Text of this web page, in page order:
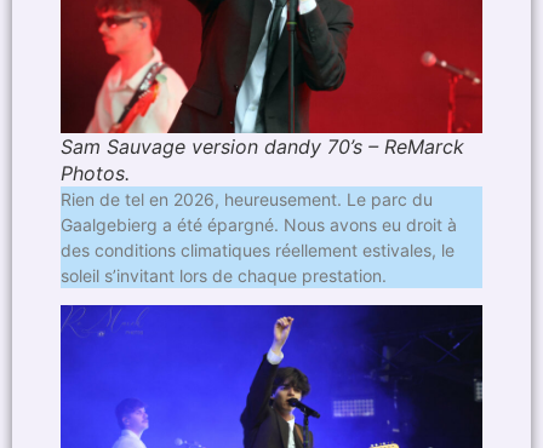
Sam Sauvage version dandy 70’s – ReMarck
Photos.
Rien de tel en 2026, heureusement. Le parc du
Gaalgebierg a été épargné. Nous avons eu droit à
des conditions climatiques réellement estivales, le
soleil s’invitant lors de chaque prestation.